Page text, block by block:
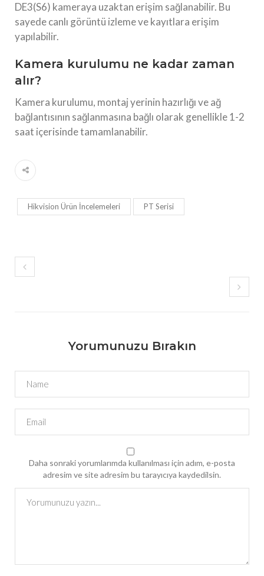
DE3(S6) kameraya uzaktan erişim sağlanabilir. Bu
sayede canlı görüntü izleme ve kayıtlara erişim
yapılabilir.
Kamera kurulumu ne kadar zaman
alır?
Kamera kurulumu, montaj yerinin hazırlığı ve ağ
bağlantısının sağlanmasına bağlı olarak genellikle 1-2
saat içerisinde tamamlanabilir.
Hikvision Ürün İncelemeleri PT Serisi
Yorumunuzu Bırakın
Daha sonraki yorumlarımda kullanılması için adım, e-posta
adresim ve site adresim bu tarayıcıya kaydedilsin.